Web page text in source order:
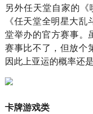
另外任天堂自家的
《任天堂全明星大
堂举办的官方赛事。
赛事比不了，但放个
因此上亚运的概率还是
卡牌游戏类